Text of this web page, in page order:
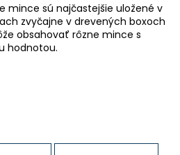
mince sú najčastejšie uložené v
zvyčajne v drevených boxoch
obsahovať rôzne mince s
hodnotou.